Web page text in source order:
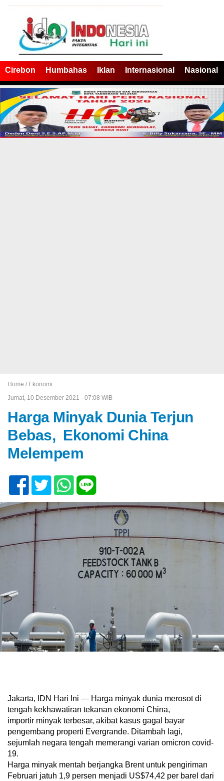
Cirebon Humbahas Iklan Internasional Nasional
Home / Ekonomi
Jumat, 10 Desember 2021 - 07:08 WIB
Harga Minyak Dunia Terjun
Bebas, Ekonomi China
Melempem
Jakarta, IDN Hari Ini — Harga minyak dunia merosot di
tengah kekhawatiran tekanan ekonomi China,
importir minyak terbesar, akibat kasus gagal bayar
pengembang properti Evergrande. Ditambah lagi,
sejumlah negara tengah memerangi varian omicron covid-
19.
Harga minyak mentah berjangka Brent untuk pengiriman
Februari jatuh 1,9 persen menjadi US$74,42 per barel dari